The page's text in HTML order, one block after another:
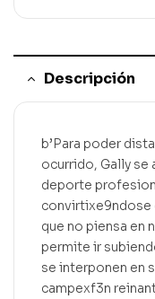
Descripción
b’Para poder
ocurrido, Gally se
deporte
convirtixe9ndose
que no piensa en
permite ir
se interponen en
campexf3n